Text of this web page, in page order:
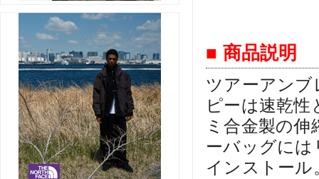
■ 商品説明
ツアーアン
ピーは速乾
ミ合金製の
ーバッグに
インストール